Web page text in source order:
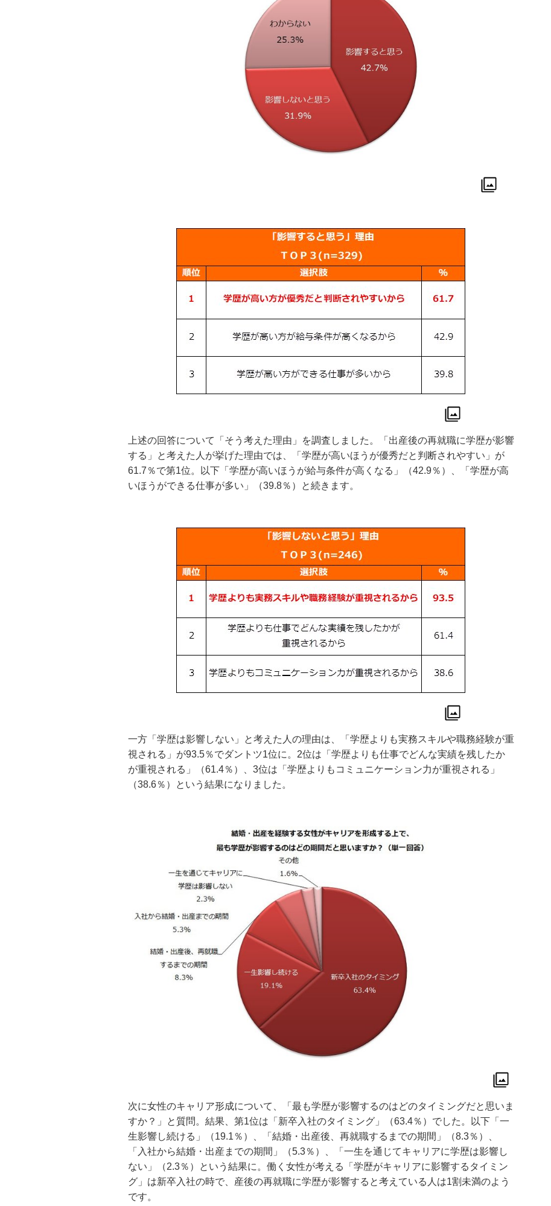
上述の回答について「そう考えた理由」を調査しました。「出産後の再就職に学歴が影響
する」と考えた人が挙げた理由では、「学歴が高いほうが優秀だと判断されやすい」が
61.7％で第1位。以下「学歴が高いほうが給与条件が高くなる」（42.9％）、「学歴が高
いほうができる仕事が多い」（39.8％）と続きます。
一方「学歴は影響しない」と考えた人の理由は、「学歴よりも実務スキルや職務経験が重
視される」が93.5％でダントツ1位に。2位は「学歴よりも仕事でどんな実績を残したか
が重視される」（61.4％）、3位は「学歴よりもコミュニケーション力が重視される」
（38.6％）という結果になりました。
次に女性のキャリア形成について、「最も学歴が影響するのはどのタイミングだと思いま
すか？」と質問。結果、第1位は「新卒入社のタイミング」（63.4％）でした。以下「一
生影響し続ける」（19.1％）、「結婚・出産後、再就職するまでの期間」（8.3％）、
「入社から結婚・出産までの期間」（5.3％）、「一生を通じてキャリアに学歴は影響し
ない」（2.3％）という結果に。働く女性が考える「学歴がキャリアに影響するタイミン
グ」は新卒入社の時で、産後の再就職に学歴が影響すると考えている人は1割未満のよう
です。